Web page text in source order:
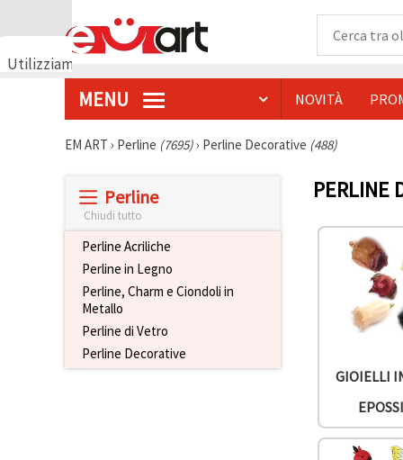
Utilizziamo
funzionamento
MENU NOVITÀ
EM ART › Perline (7695)› Perline Decorative (488)
Perline
Chiudi tutto
Perline Acriliche
Perline in Legno
Perline, Charm e Ciondoli in
Metallo
Perline di Vetro
Perline Decorative
PERLINE
GIOIELLI